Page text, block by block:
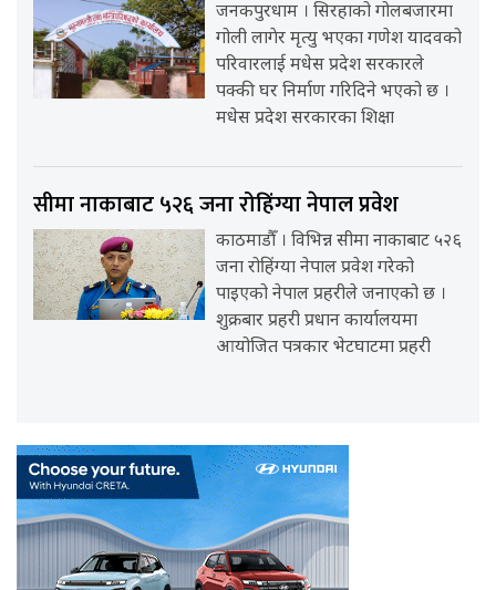
जनकपुरधाम । सिरहाको गोलबजारमा
गोली लागेर मृत्यु भएका गणेश यादवको
परिवारलाई मधेस प्रदेश सरकारले
पक्की घर निर्माण गरिदिने भएको छ ।
मधेस प्रदेश सरकारका शिक्षा
सीमा नाकाबाट ५२६ जना रोहिंग्या नेपाल प्रवेश
काठमाडौँ । विभिन्न सीमा नाकाबाट ५२६
जना रोहिंग्या नेपाल प्रवेश गरेको
पाइएको नेपाल प्रहरीले जनाएको छ ।
शुक्रबार प्रहरी प्रधान कार्यालयमा
आयोजित पत्रकार भेटघाटमा प्रहरी